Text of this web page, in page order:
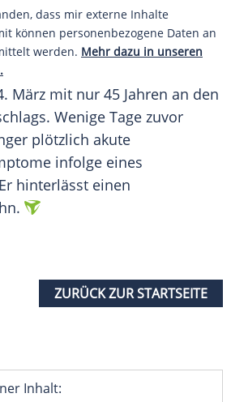
dass mir externe Inhalte
können personenbezogene Daten an
werden. Mehr dazu in unseren
März mit nur 45 Jahren an den
Wenige Tage zuvor
plötzlich akute
infolge eines
hinterlässt einen
ZURÜCK ZUR STARTSEITE
Inhalt: